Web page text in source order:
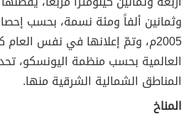
وثمانين ألفاً ومئة نسمة، بحسب
2005م، وتمّ إعلانها في نفس العام
العالمية بحسب منظمة اليونسكو،
المناطق الشمالية الشرقية منها.
المناخ